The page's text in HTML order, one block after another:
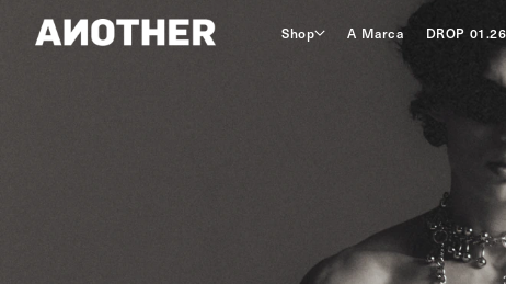
Shop A Marca DROP 01.26